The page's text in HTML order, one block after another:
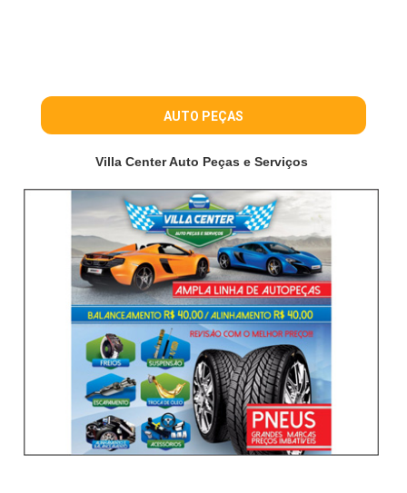
AUTO PEÇAS
Villa Center Auto Peças e Serviços